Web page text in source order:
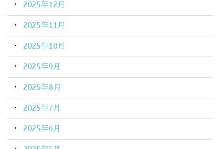
2025年12月
2025年11月
2025年10月
2025年9月
2025年8月
2025年7月
2025年6月